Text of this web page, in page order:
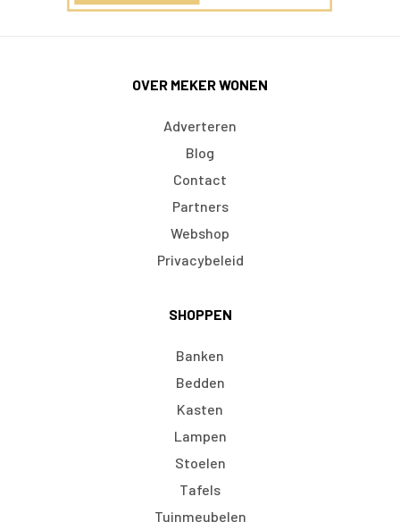
OVER MEKER WONEN
Adverteren
Blog
Contact
Partners
Webshop
Privacybeleid
SHOPPEN
Banken
Bedden
Kasten
Lampen
Stoelen
Tafels
Tuinmeubelen